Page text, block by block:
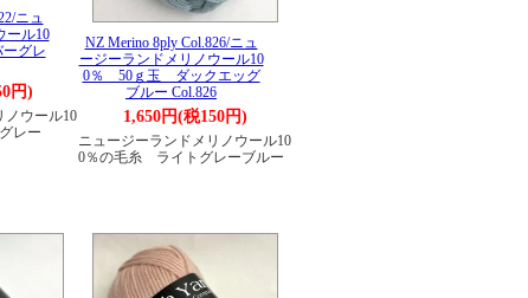
ニュ
ール10
グレ
円)
ノウール10
レー
NZ Merino 8ply Col.826/ニュ
ージーランドメリノウール10
0％ 50ｇ玉 ダックエッグ
ブルー Col.826
1,650円(税150円)
ニュージーランドメリノウール10
0％の毛糸 ライトグレーブルー